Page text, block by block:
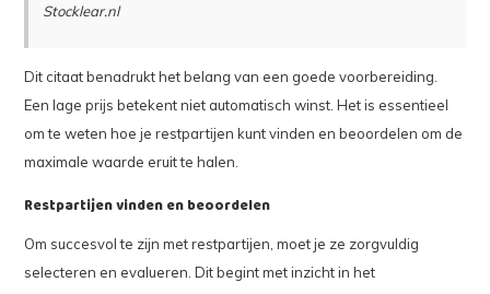
Stocklear.nl
Dit citaat benadrukt het belang van een goede voorbereiding.
Een lage prijs betekent niet automatisch winst. Het is essentieel
om te weten hoe je restpartijen kunt vinden en beoordelen om de
maximale waarde eruit te halen.
Restpartijen vinden en beoordelen
Om succesvol te zijn met restpartijen, moet je ze zorgvuldig
selecteren en evalueren. Dit begint met inzicht in het